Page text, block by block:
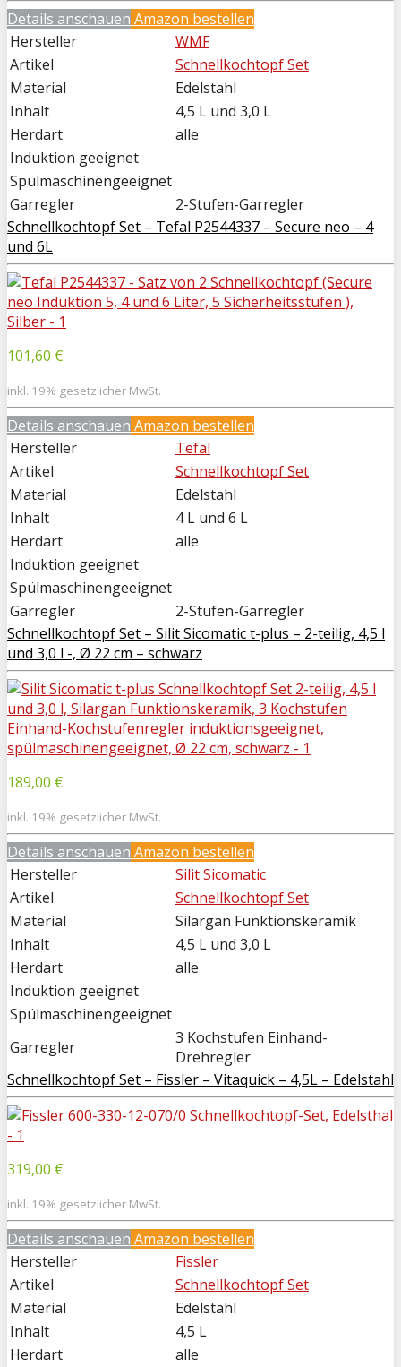
Details anschauen Amazon bestellen
Hersteller
WMF
Artikel
Schnellkochtopf Set
Material
Edelstahl
Inhalt
4,5 L und 3,0 L
Herdart
alle
Induktion geeignet
Spülmaschinengeeignet
Garregler
2-Stufen-Garregler
Schnellkochtopf Set – Tefal P2544337 – Secure neo – 4
und 6L
101,60 €
inkl. 19% gesetzlicher MwSt.
Details anschauen Amazon bestellen
Hersteller
Tefal
Artikel
Schnellkochtopf Set
Material
Edelstahl
Inhalt
4 L und 6 L
Herdart
alle
Induktion geeignet
Spülmaschinengeeignet
Garregler
2-Stufen-Garregler
Schnellkochtopf Set – Silit Sicomatic t-plus – 2-teilig, 4,5 l
und 3,0 l -, Ø 22 cm – schwarz
189,00 €
inkl. 19% gesetzlicher MwSt.
Details anschauen Amazon bestellen
Hersteller
Silit Sicomatic
Artikel
Schnellkochtopf Set
Material
Silargan Funktionskeramik
Inhalt
4,5 L und 3,0 L
Herdart
alle
Induktion geeignet
Spülmaschinengeeignet
Garregler
3 Kochstufen Einhand-
Drehregler
Schnellkochtopf Set – Fissler – Vitaquick – 4,5L – Edelstahl
319,00 €
inkl. 19% gesetzlicher MwSt.
Details anschauen Amazon bestellen
Hersteller
Fissler
Artikel
Schnellkochtopf Set
Material
Edelstahl
Inhalt
4,5 L
Herdart
alle